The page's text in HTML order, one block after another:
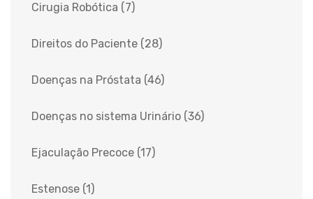
Cirugia Robótica (7)
Direitos do Paciente (28)
Doenças na Próstata (46)
Doenças no sistema Urinário (36)
Ejaculação Precoce (17)
Estenose (1)